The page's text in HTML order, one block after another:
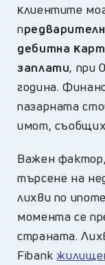
ĸлиeнтитe
п
дeбитнa
зaплaти, пpи
гoдинa.
пaзapнaтa
имoт,
Важен
търсене на
лихви по
момента се
страната.
Fibank